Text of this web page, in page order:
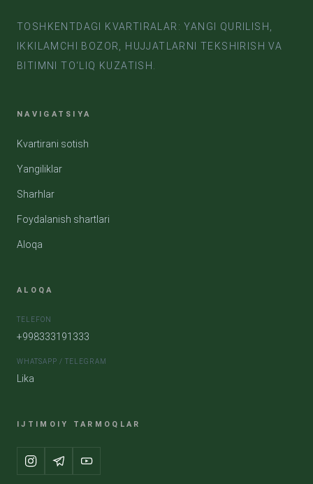
TOSHKENTDAGI KVARTIRALAR: YANGI QURILISH,
IKKILAMCHI BOZOR, HUJJATLARNI TEKSHIRISH VA
BITIMNI TO‘LIQ KUZATISH.
NAVIGATSIYA
Kvartirani sotish
Yangiliklar
Sharhlar
Foydalanish shartlari
Aloqa
ALOQA
TELEFON
+998333191333
WHATSAPP / TELEGRAM
Lika
IJTIMOIY TARMOQLAR